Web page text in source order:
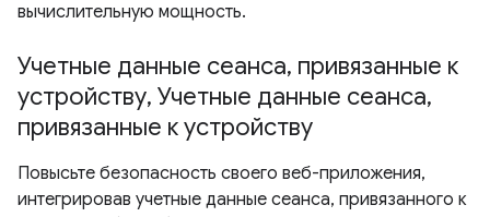
вычислительную мощность.
Учетные данные сеанса, привязанные к
устройству, Учетные данные сеанса,
привязанные к устройству
Повысьте безопасность своего веб-приложения,
интегрировав учетные данные сеанса, привязанного к